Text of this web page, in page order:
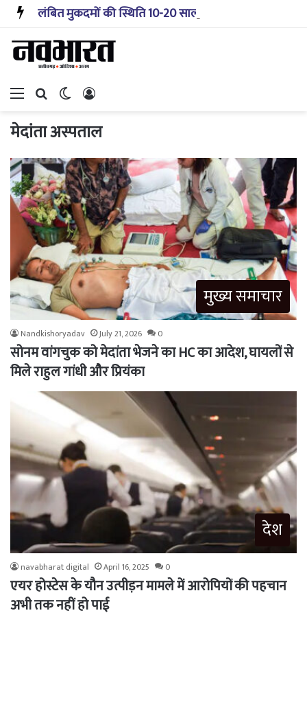
Menu Search forSwitch skin
मेदांता अस्पताल
मुख्य समाचार
Nandkishoryadav July 21, 2026 0
सोनम वांगचुक को मेदांता भेजने का HC का आदेश, घायलों से
मिले राहुल गांधी और प्रियंका
देश
navabharat digital April 16, 2025 0
एयर होस्टेस के यौन उत्पीड़न मामले में आरोपियों की पहचान
अभी तक नहीं हो पाई